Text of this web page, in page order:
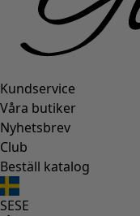
Kundservice
Våra butiker
Nyhetsbrev
Club
Beställ katalog
SESE